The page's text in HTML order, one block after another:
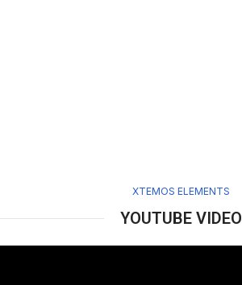
XTEMOS ELEMENTS
YOUTUBE VIDEO